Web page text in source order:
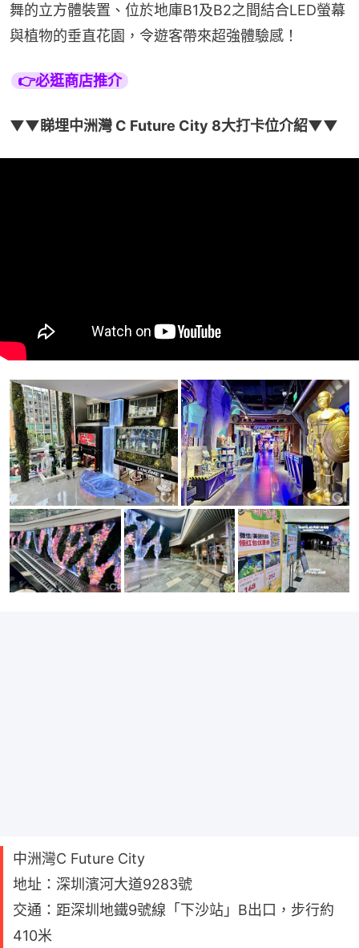
舞的立方體裝置、位於地庫B1及B2之間結合LED螢幕
與植物的垂直花園，令遊客帶來超強體驗感！
👉必逛商店推介
▼▼睇埋中洲灣 C Future City 8大打卡位介紹▼▼
中洲灣C Future City
地址：深圳濱河大道9283號
交通：距深圳地鐵9號線「下沙站」B出口，步行約
410米